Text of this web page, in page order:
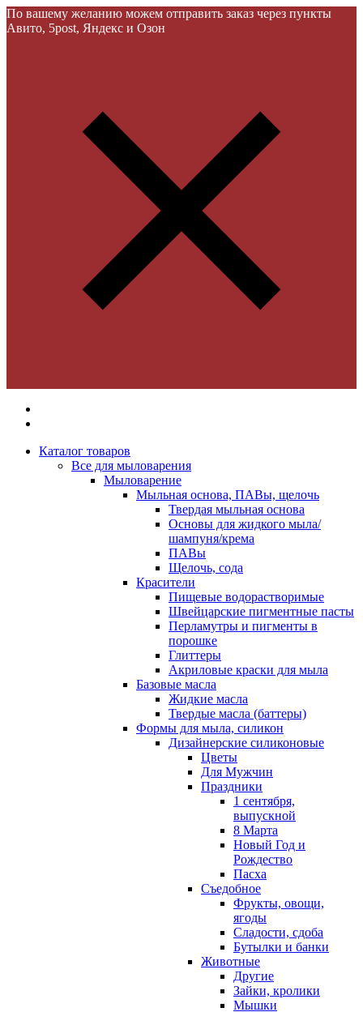
По вашему желанию можем отправить заказ через пункты
Авито, 5post, Яндекс и Озон
Каталог товаров
Все для мыловарения
Мыловарение
Мыльная основа, ПАВы, щелочь
Твердая мыльная основа
Основы для жидкого мыла/
шампуня/крема
ПАВы
Щелочь, сода
Красители
Пищевые водорастворимые
Швейцарские пигментные пасты
Перламутры и пигменты в
порошке
Глиттеры
Акриловые краски для мыла
Базовые масла
Жидкие масла
Твердые масла (баттеры)
Формы для мыла, силикон
Дизайнерские силиконовые
Цветы
Для Мужчин
Праздники
1 сентября,
выпускной
8 Марта
Новый Год и
Рождество
Пасха
Съедобное
Фрукты, овощи,
ягоды
Сладости, сдоба
Бутылки и банки
Животные
Другие
Зайки, кролики
Мышки